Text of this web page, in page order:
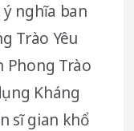
nghĩa ban
Trào Yêu
Phong Trào
Kháng
sĩ gian khổ